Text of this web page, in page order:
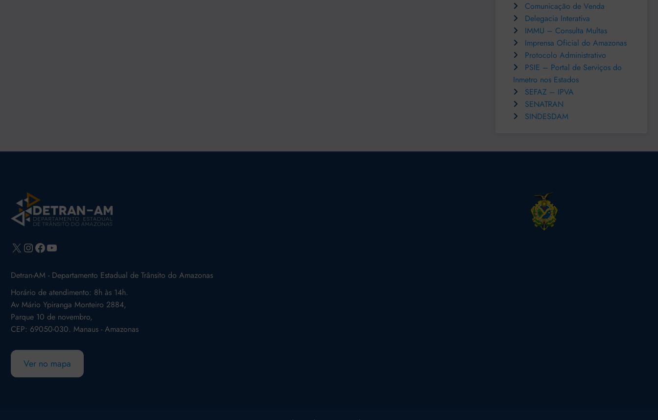
Comunicação de Venda
Delegacia Interativa
IMMU – Consulta Multas
Imprensa Oficial do Amazonas
Protocolo Administrativo
PSIE – Portal de Serviços do
Inmetro nos Estados
SEFAZ – IPVA
SENATRAN
SINDESDAM
X Instagram
Facebook
Youtube
Detran-AM - Departamento Estadual de Trânsito do Amazonas
Horário de atendimento: 8h às 14h.
Av Mário Ypiranga Monteiro 2884,
Parque 10 de novembro,
CEP: 69050-030. Manaus - Amazonas
Ver no mapa